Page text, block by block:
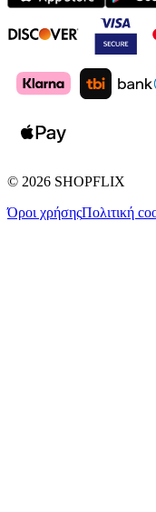
© 2026 SHOPFLIX
Όροι χρήσηςΠολιτική